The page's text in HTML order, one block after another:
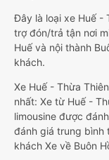
Đây là loại xe Huế -
trợ đón/trả tận nơi
Huế và nội thành
khách.
Xe Huế - Thừa
nhất: Xe từ Huế -
limousine được
đánh giá trung bình
khách Xe về Buôn